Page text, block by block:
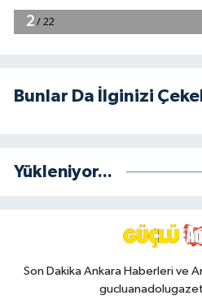
Bunlar Da İlginizi
Yükleniyor...
Son Dakika Ankara Haberleri ve